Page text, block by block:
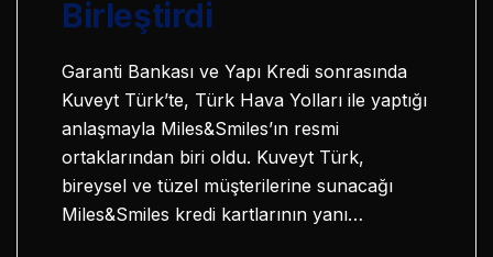
Birleştirdi
Garanti Bankası ve Yapı Kredi sonrasında
Kuveyt Türk’te, Türk Hava Yolları ile yaptığı
anlaşmayla Miles&Smiles’ın resmi
ortaklarından biri oldu. Kuveyt Türk,
bireysel ve tüzel müşterilerine sunacağı
Miles&Smiles kredi kartlarının yanı…